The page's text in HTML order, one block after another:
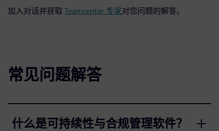
加入对话并获取 Teamcenter 专家对您问题的解答。
常见问题解答
什么是可持续性与合规管理软件？